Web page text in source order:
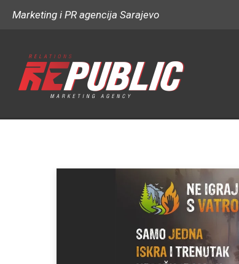
Marketing i PR agencija Sarajevo